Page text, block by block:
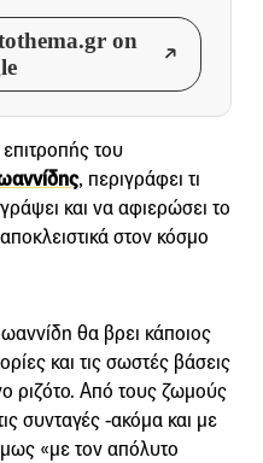
on
του
, περιγράφει τι
και να αφιερώσει το
στον κόσμο
θα βρει κάποιος
και τις σωστές βάσεις
ριζότο. Από τους ζωμούς
συνταγές -ακόμα και με
«με τον απόλυτο